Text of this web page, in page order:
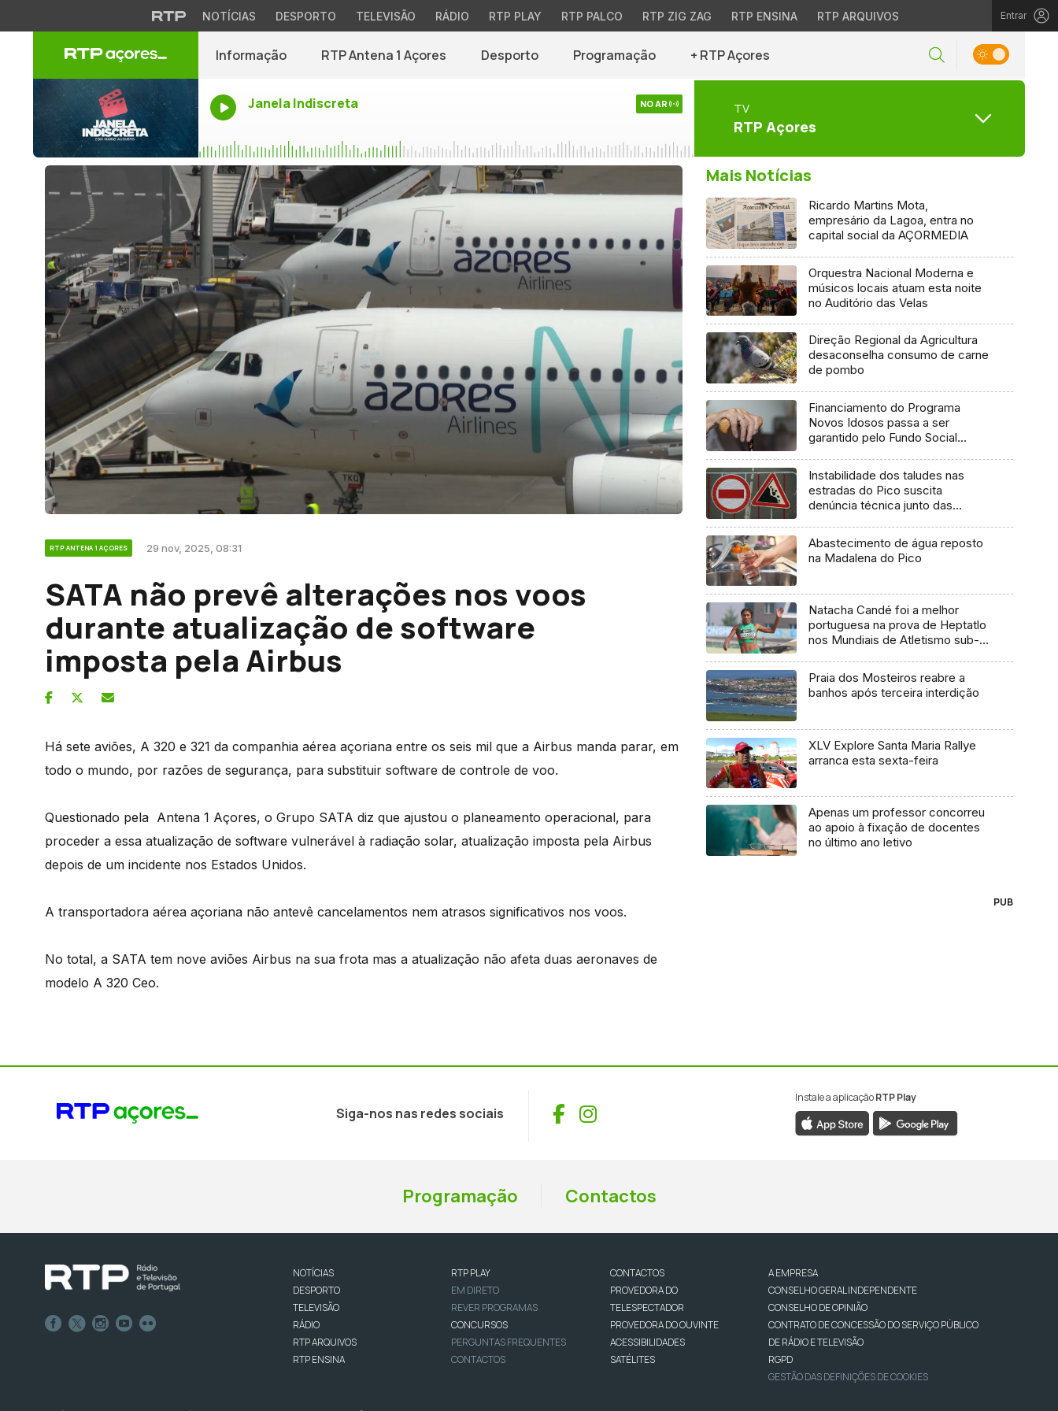
NOTÍCIAS DESPORTO TELEVISÃO RÁDIO RTP PLAY RTP PALCO RTP ZIG ZAG RTP ENSINA RTP ARQUIVOS Entrar
Informação RTP Antena 1 Açores Desporto Programação + RTP Açores
Janela Indiscreta NO AR TV
RTP Açores
RTP ANTENA 1 AÇORES 29 nov, 2025, 08:31
SATA não prevê alterações nos voos
durante atualização de software
imposta pela Airbus
Há sete aviões, A 320 e 321 da companhia aérea açoriana entre os seis mil que a Airbus manda parar, em
todo o mundo, por razões de segurança, para substituir software de controle de voo.
Questionado pela Antena 1 Açores, o Grupo SATA diz que ajustou o planeamento operacional, para
proceder a essa atualização de software vulnerável à radiação solar, atualização imposta pela Airbus
depois de um incidente nos Estados Unidos.
A transportadora aérea açoriana não antevê cancelamentos nem atrasos significativos nos voos.
No total, a SATA tem nove aviões Airbus na sua frota mas a atualização não afeta duas aeronaves de
modelo A 320 Ceo.
Mais Notícias
Ricardo Martins Mota,
empresário da Lagoa, entra no
capital social da AÇORMEDIA
Orquestra Nacional Moderna e
músicos locais atuam esta noite
no Auditório das Velas
Direção Regional da Agricultura
desaconselha consumo de carne
de pombo
Financiamento do Programa
Novos Idosos passa a ser
garantido pelo Fundo Social
Instabilidade dos taludes nas
estradas do Pico suscita
denúncia técnica junto das
Abastecimento de água reposto
na Madalena do Pico
Natacha Candé foi a melhor
portuguesa na prova de Heptatlo
nos Mundiais de Atletismo sub-
Praia dos Mosteiros reabre a
banhos após terceira interdição
XLV Explore Santa Maria Rallye
arranca esta sexta-feira
Apenas um professor concorreu
ao apoio à fixação de docentes
no último ano letivo
PUB
Siga-nos nas redes sociais Facebook
Instagram
Instale a aplicaçãoRTP Play
Programação Contactos
NOTÍCIAS
DESPORTO
TELEVISÃO
RÁDIO
RTP ARQUIVOS
RTP ENSINA
RTP PLAY
EM DIRETO
REVER PROGRAMAS
CONCURSOS
PERGUNTAS FREQUENTES
CONTACTOS
CONTACTOS
PROVEDORA DO
TELESPECTADOR
PROVEDORA DO OUVINTE
ACESSIBILIDADES
SATÉLITES
A EMPRESA
CONSELHO GERAL INDEPENDENTE
CONSELHO DE OPINIÃO
CONTRATO DE CONCESSÃO DO SERVIÇO PÚBLICO
DE RÁDIO E TELEVISÃO
RGPD
GESTÃO DAS DEFINIÇÕES DE COOKIES